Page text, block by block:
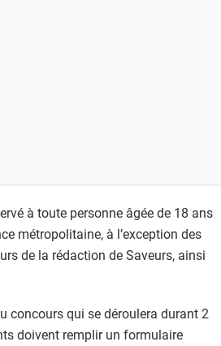
à toute personne âgée de 18 ans
métropolitaine, à l’exception des
de la rédaction de Saveurs, ainsi
concours qui se déroulera durant 2
doivent remplir un formulaire